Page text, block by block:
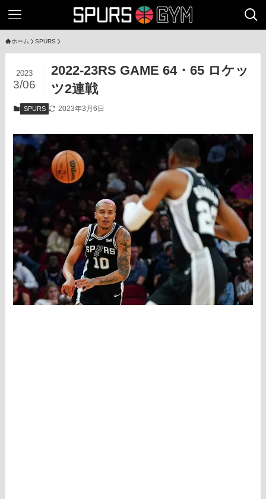
ホーム SPURS
2022-23RS GAME 64・65 ロケッ
ツ2連戦
2023
3/06
SPURS 2023年3月6日